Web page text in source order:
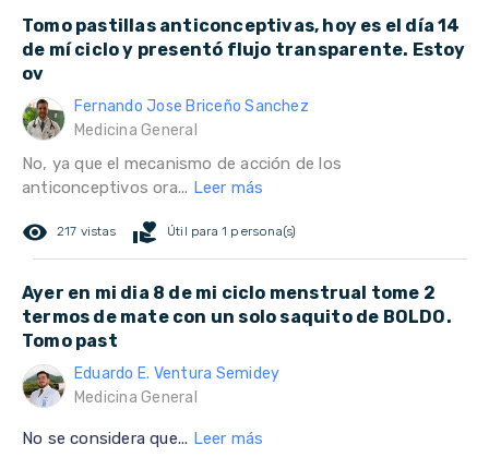
Tomo pastillas anticonceptivas, hoy es el día 14
de mí ciclo y presentó flujo transparente. Estoy
ov
Fernando Jose Briceño Sanchez
Medicina General
No, ya que el mecanismo de acción de los
anticonceptivos ora... Leer más
remove_red_eye 217 vistas volunteer_activism Útil para 1 persona(s)
Ayer en mi dia 8 de mi ciclo menstrual tome 2
termos de mate con un solo saquito de BOLDO.
Tomo past
Eduardo E. Ventura Semidey
Medicina General
No se considera que... Leer más